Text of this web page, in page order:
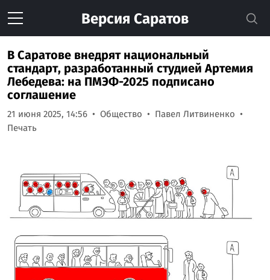
Версия Саратов
В Саратове внедрят национальный
стандарт, разработанный студией Артемия
Лебедева: на ПМЭФ-2025 подписано
соглашение
21 июня 2025, 14:56 Общество
Павел Литвиненко
Печать